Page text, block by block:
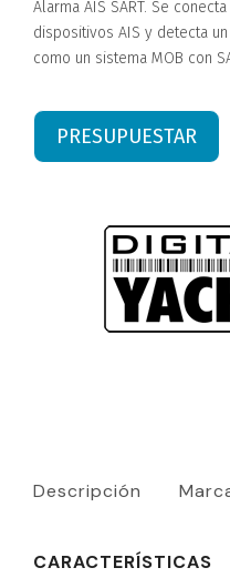
Alarma AIS SART. Se
dispositivos AIS y detecta
como un sistema MOB con
PRESUPUESTAR
Descripción
CARACTERÍSTICAS